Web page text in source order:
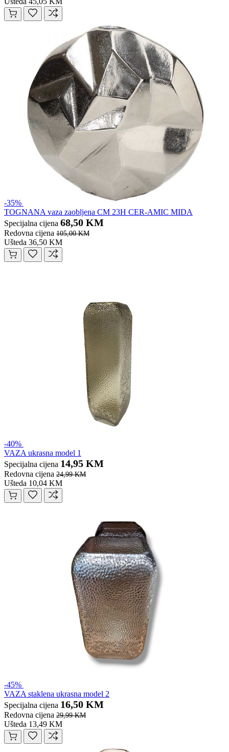
-35%
TOGNANA vaza zaobljena CM 23H CER-AMIC MIDA
Specijalna cijena 68,50 KM
Redovna cijena 105,00 KM
Ušteda 36,50 KM
-40%
VAZA ukrasna model 1
Specijalna cijena 14,95 KM
Redovna cijena 24,99 KM
Ušteda 10,04 KM
-45%
VAZA staklena ukrasna model 2
Specijalna cijena 16,50 KM
Redovna cijena 29,99 KM
Ušteda 13,49 KM